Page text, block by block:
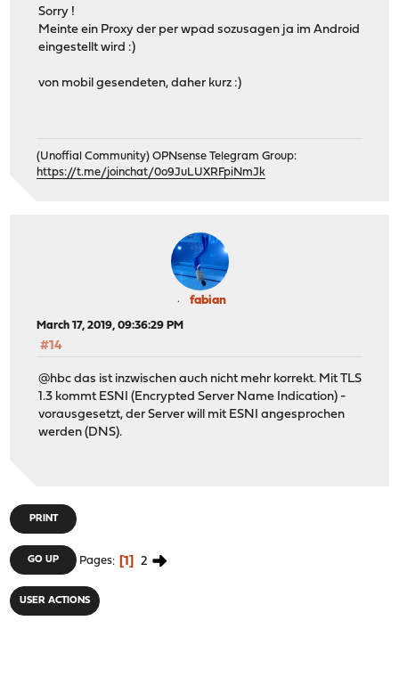
Sorry !
Meinte ein Proxy der per wpad sozusagen ja im Android
eingestellt wird :)
von mobil gesendeten, daher kurz :)
(Unoffial Community) OPNsense Telegram Group:
https://t.me/joinchat/0o9JuLUXRFpiNmJk
fabian
March 17, 2019, 09:36:29 PM
#14
@hbc das ist inzwischen auch nicht mehr korrekt. Mit TLS
1.3 kommt ESNI (Encrypted Server Name Indication) -
vorausgesetzt, der Server will mit ESNI angesprochen
werden (DNS).
PRINT
GO UP Pages 1 2
USER ACTIONS